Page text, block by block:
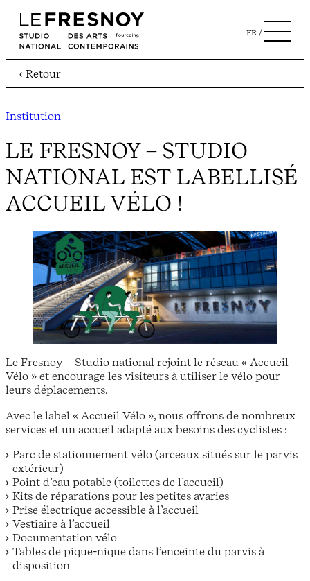
FR
‹ Retour
Institution
LE FRESNOY – STUDIO
NATIONAL EST LABELLISÉ
ACCUEIL VÉLO !
Le Fresnoy – Studio national rejoint le réseau « Accueil
Vélo » et encourage les visiteurs à utiliser le vélo pour
leurs déplacements.
Avec le label « Accueil Vélo », nous offrons de nombreux
services et un accueil adapté aux besoins des cyclistes :
Parc de stationnement vélo (arceaux situés sur le parvis
extérieur)
Point d’eau potable (toilettes de l’accueil)
Kits de réparations pour les petites avaries
Prise électrique accessible à l’accueil
Vestiaire à l’accueil
Documentation vélo
Tables de pique-nique dans l’enceinte du parvis à
disposition